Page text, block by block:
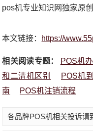
pos机专业知识网独家原
本文链接： https://
相关阅读专题： POS机
和二清机区别
POS机
南
POS机注销流程
各品牌POS机相关投诉请